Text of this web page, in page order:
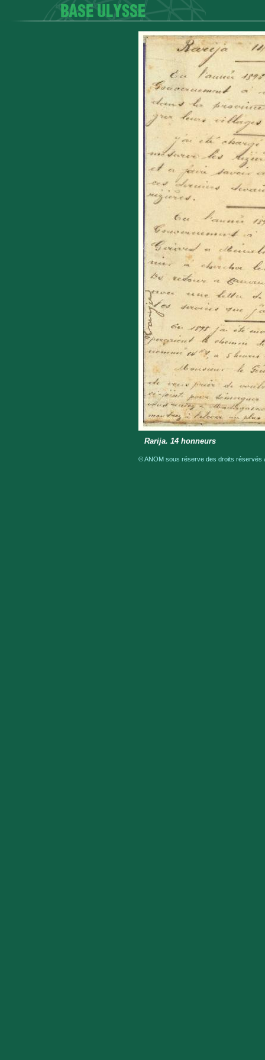
Rarija. 14 honneurs
© ANOM sous réserve des droits réservés